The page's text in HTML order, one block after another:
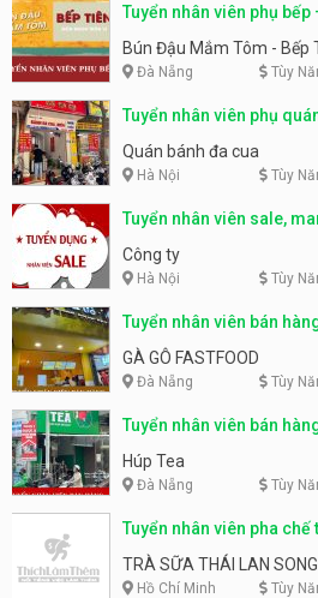
Tuyển nhân viên phụ
Tiên
Bún Đậu Mắm Tôm - Bếp
Đà Nẵng Tùy
Tuyển nhân viên phụ
Quán bánh đa cua
Hà Nội Tùy
Tuyển nhân viên sale,
Công ty
Hà Nội Tùy
Tuyển nhân viên bán
GÀ GÔ FASTFOOD
Đà Nẵng Tùy
Tuyển nhân viên bán
Húp Tea
Đà Nẵng Tùy
Tuyển nhân viên pha
TRÀ SỮA THÁI LAN
Hồ Chí Minh Tùy